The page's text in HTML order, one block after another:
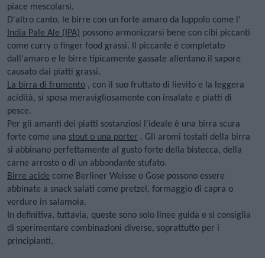
piace mescolarsi.
D'altro canto, le birre con un forte amaro da luppolo come l'
India Pale Ale (IPA) possono armonizzarsi bene con cibi piccanti
come curry o finger food grassi. Il piccante è completato
dall'amaro e le birre tipicamente gassate allentano il sapore
causato dai piatti grassi.
La birra di frumento , con il suo fruttato di lievito e la leggera
acidità, si sposa meravigliosamente con insalate e piatti di
pesce.
Per gli amanti dei piatti sostanziosi l'ideale è una birra scura
forte come una stout o una porter . Gli aromi tostati della birra
si abbinano perfettamente al gusto forte della bistecca, della
carne arrosto o di un abbondante stufato.
Birre acide come Berliner Weisse o Gose possono essere
abbinate a snack salati come pretzel, formaggio di capra o
verdure in salamoia.
In definitiva, tuttavia, queste sono solo linee guida e si consiglia
di sperimentare combinazioni diverse, soprattutto per i
principianti.